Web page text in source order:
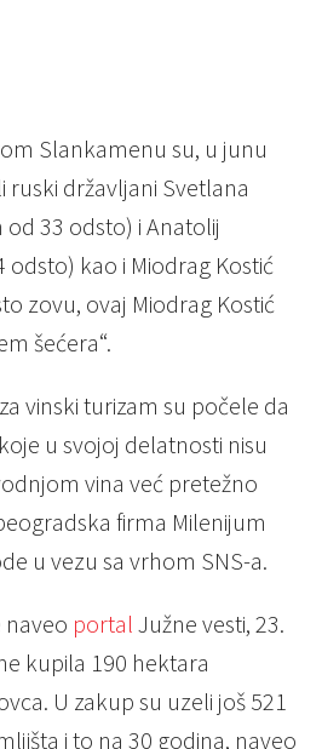
Slankamenu su, u junu
ruski državljani Svetlana
33 odsto) i Anatolij
kao i Miodrag Kostić
zovu, ovaj Miodrag Kostić
šećera“.
vinski turizam su počele da
u svojoj delatnosti nisu
vina već pretežno
firma Milenijum
u vezu sa vrhom SNS-a.
naveo portal Južne vesti, 23.
kupila 190 hektara
U zakup su uzeli još 521
i to na 30 godina, naveo